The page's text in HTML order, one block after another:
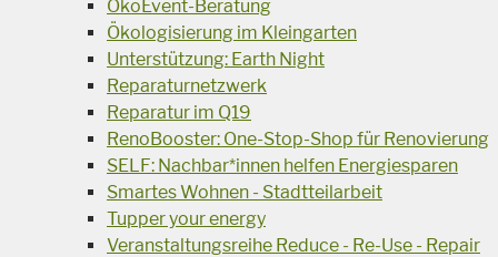
ÖkoEvent-Beratung
Ökologisierung im Kleingarten
Unterstützung: Earth Night
Reparaturnetzwerk
Reparatur im Q19
RenoBooster: One-Stop-Shop für Renovierung
SELF: Nachbar*innen helfen Energiesparen
Smartes Wohnen - Stadtteilarbeit
Tupper your energy
Veranstaltungsreihe Reduce - Re-Use - Repair